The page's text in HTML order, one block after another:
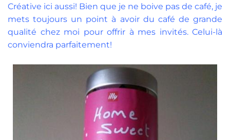
Créative ici aussi! Bien que je ne boive pas de café, je
mets toujours un point à avoir du café de grande
qualité chez moi pour offrir à mes invités. Celui-là
conviendra parfaitement!